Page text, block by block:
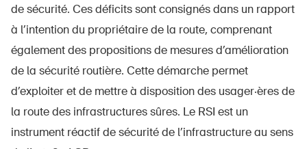
de sécurité. Ces déficits sont consignés dans un rapport
à l’intention du propriétaire de la route, comprenant
également des propositions de mesures d’amélioration
de la sécurité routière. Cette démarche permet
d’exploiter et de mettre à disposition des usager·ères de
la route des infrastructures sûres. Le RSI est un
instrument réactif de sécurité de l’infrastructure au sens